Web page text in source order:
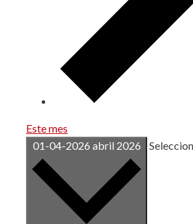
Este mes
01-04-2026 abril 2026